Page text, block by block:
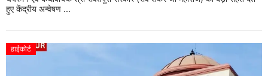
हुए केंद्रीय अन्वेषण ...
हाईकोर्ट